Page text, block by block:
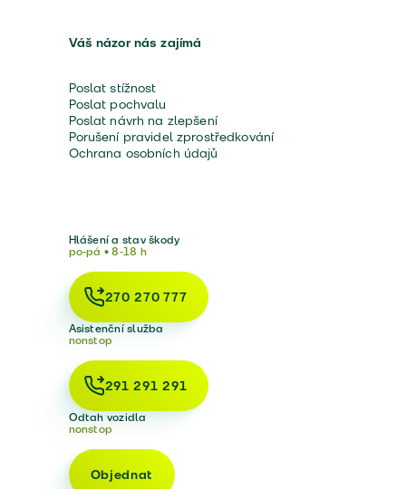
Váš názor nás zajímá
Poslat stížnost
Poslat pochvalu
Poslat návrh na zlepšení
Porušení pravidel zprostředkování
Ochrana osobních údajů
Hlášení a stav škody
po-pá • 8-18 h
270 270 777
Asistenční služba
nonstop
291 291 291
Odtah vozidla
nonstop
Objednat